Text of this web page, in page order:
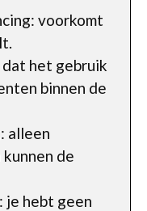
voorkomt
het gebruik
binnen de
alleen
de
je hebt geen